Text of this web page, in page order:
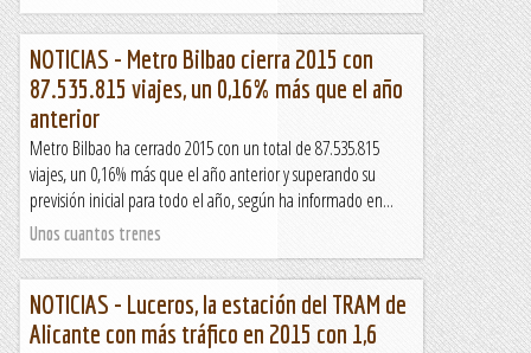
NOTICIAS - Metro Bilbao cierra 2015 con
87.535.815 viajes, un 0,16% más que el año
anterior
Metro Bilbao ha cerrado 2015 con un total de 87.535.815
viajes, un 0,16% más que el año anterior y superando su
previsión inicial para todo el año, según ha informado en...
Unos cuantos trenes
NOTICIAS - Luceros, la estación del TRAM de
Alicante con más tráfico en 2015 con 1,6